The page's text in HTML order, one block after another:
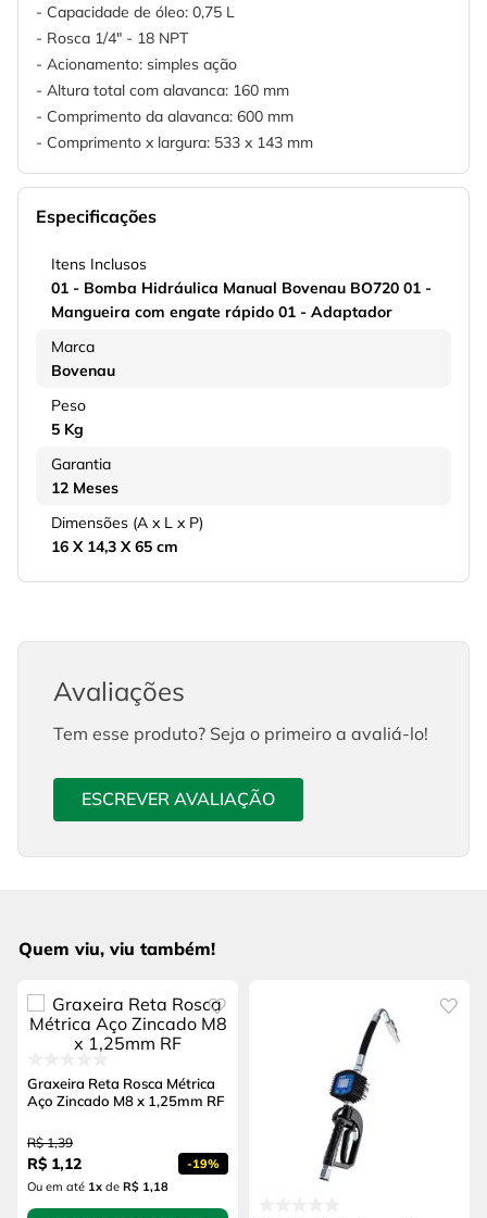
- Capacidade de óleo: 0,75 L
- Rosca 1/4" - 18 NPT
- Acionamento: simples ação
- Altura total com alavanca: 160 mm
- Comprimento da alavanca: 600 mm
- Comprimento x largura: 533 x 143 mm
Especificações
Itens Inclusos
01 - Bomba Hidráulica Manual Bovenau BO720 01 -
Mangueira com engate rápido 01 - Adaptador
Marca
Bovenau
Peso
5 Kg
Garantia
12 Meses
Dimensões (A x L x P)
16 X 14,3 X 65 cm
Avaliações
Tem esse produto? Seja o primeiro a avaliá-lo!
ESCREVER AVALIAÇÃO
Quem viu, viu também!
Graxeira Reta Rosca Métrica
Aço Zincado M8 x 1,25mm RF
R$ 1,39
R$ 1,12 -19%
Ou em até 1x de R$ 1,18